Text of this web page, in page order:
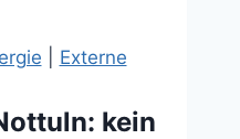
Externe
kein